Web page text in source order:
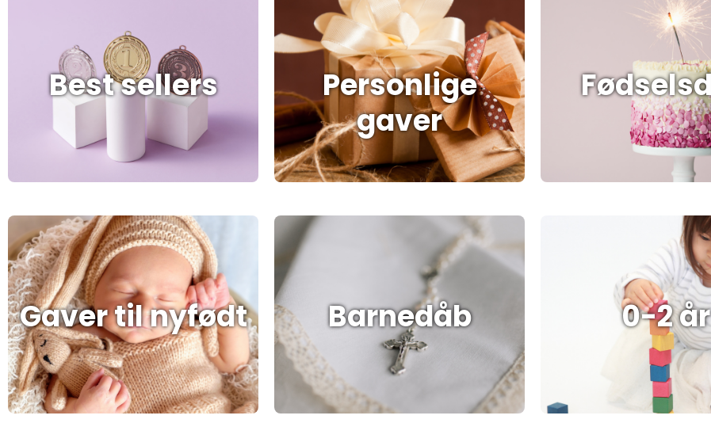
Best sellers
Personlige
gaver
Gaver til nyfødt Barnedåb 0-2 år